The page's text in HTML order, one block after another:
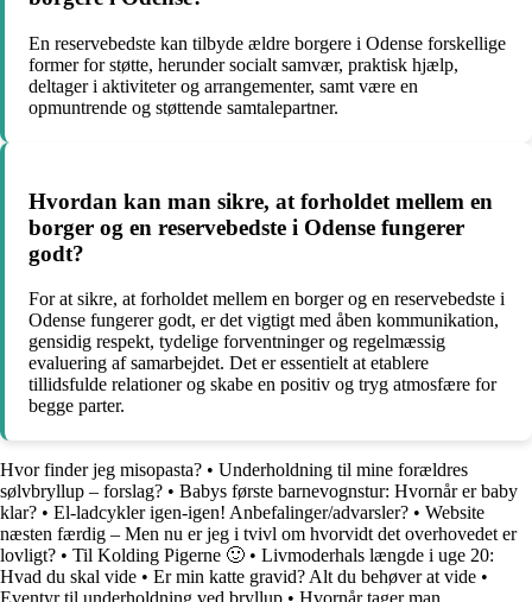
En reservebedste kan tilbyde ældre borgere i Odense forskellige
former for støtte, herunder socialt samvær, praktisk hjælp,
deltager i aktiviteter og arrangementer, samt være en
opmuntrende og støttende samtalepartner.
Hvordan kan man sikre, at forholdet mellem en
borger og en reservebedste i Odense fungerer
godt?
For at sikre, at forholdet mellem en borger og en reservebedste i
Odense fungerer godt, er det vigtigt med åben kommunikation,
gensidig respekt, tydelige forventninger og regelmæssig
evaluering af samarbejdet. Det er essentielt at etablere
tillidsfulde relationer og skabe en positiv og tryg atmosfære for
begge parter.
Hvor finder jeg misopasta? • Underholdning til mine forældres
sølvbryllup – forslag? • Babys første barnevognstur: Hvornår er baby
klar? • El-ladcykler igen-igen! Anbefalinger/advarsler? • Website
næsten færdig – Men nu er jeg i tvivl om hvorvidt det overhovedet er
lovligt? • Til Kolding Pigerne 🙂 • Livmoderhals længde i uge 20:
Hvad du skal vide • Er min katte gravid? Alt du behøver at vide •